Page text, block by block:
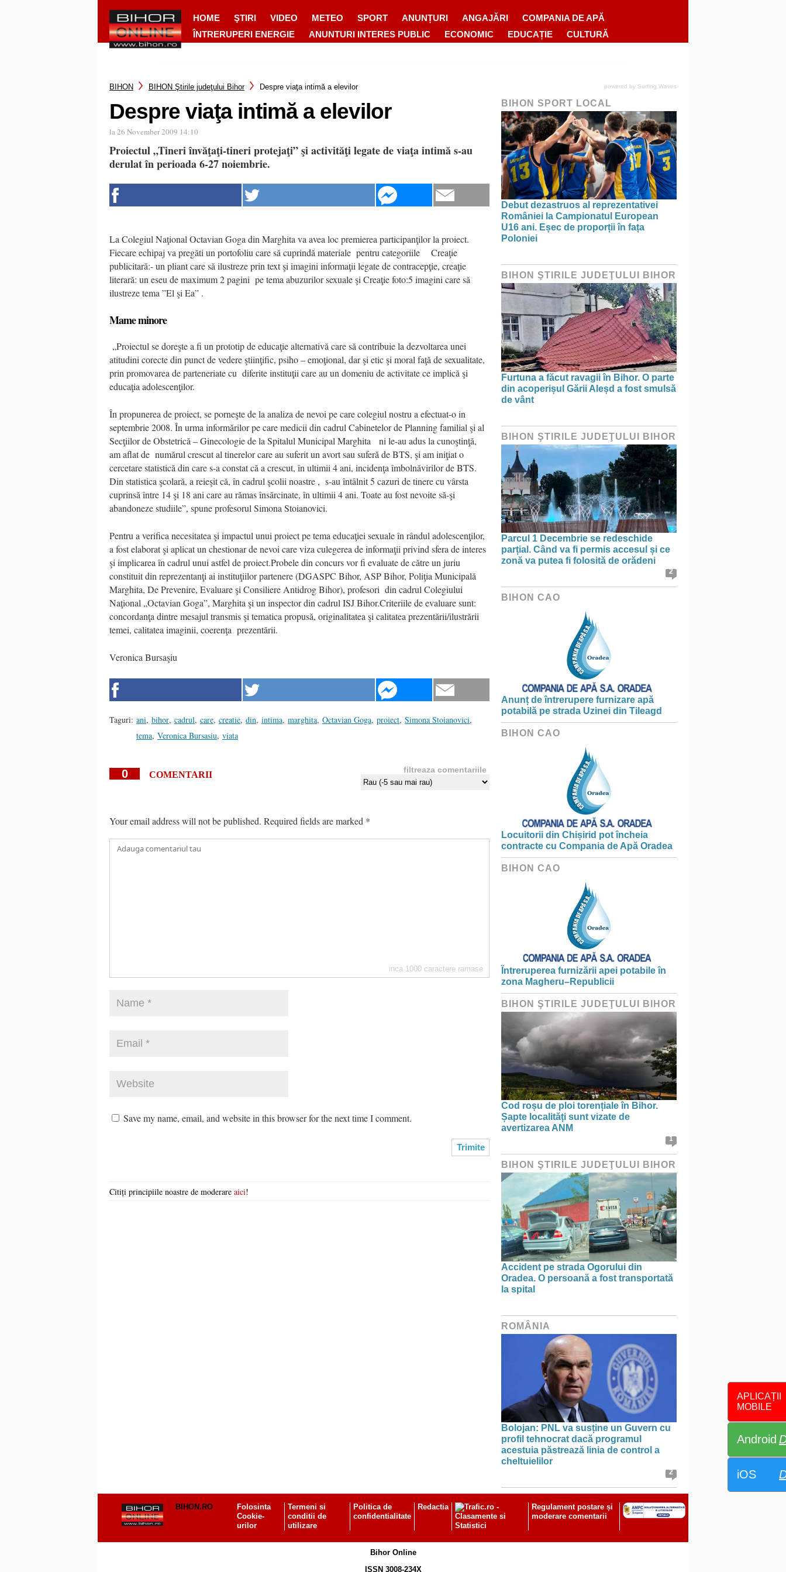
HOME ŞTIRI VIDEO METEO SPORT ANUNȚURI ANGAJĂRI
COMPANIA DE APĂ
ÎNTRERUPERI ENERGIE
ANUNTURI INTERES PUBLIC ECONOMIC EDUCAȚIE CULTURĂ
APLICAȚII
MOBILE
Android
iOS
BIHON BIHON Ştirile judeţului Bihor Despre viaţa intimă a elevilor
Despre viaţa intimă a elevilor
la 26 November 2009 14:10
Proiectul „Tineri învăţaţi-tineri protejaţi” şi activităţi legate de viaţa intimă s-au
derulat în perioada 6-27 noiembrie.
La Colegiul Naţional Octavian Goga din Marghita va avea loc premierea participanţilor la proiect.
Fiecare echipaj va pregăti un portofoliu care să cuprindă materiale pentru categoriile Creaţie
publicitară:- un pliant care să ilustreze prin text şi imagini informaţii legate de contracepţie, creaţie
literară: un eseu de maximum 2 pagini pe tema abuzurilor sexuale şi Creaţie foto:5 imagini care să
ilustreze tema ”El şi Ea” .
Mame minore
„Proiectul se doreşte a fi un prototip de educaţie alternativă care să contribuie la dezvoltarea unei
atitudini corecte din punct de vedere ştiinţific, psiho – emoţional, dar şi etic şi moral faţă de sexualitate,
prin promovarea de parteneriate cu diferite instituţii care au un domeniu de activitate ce implică şi
educaţia adolescenţilor.
În propunerea de proiect, se porneşte de la analiza de nevoi pe care colegiul nostru a efectuat-o in
septembrie 2008. În urma informărilor pe care medicii din cadrul Cabinetelor de Planning familial şi al
Secţiilor de Obstetrică – Ginecologie de la Spitalul Municipal Marghita ni le-au adus la cunoştinţă,
am aflat de numărul crescut al tinerelor care au suferit un avort sau suferă de BTS, şi am iniţiat o
cercetare statistică din care s-a constat că a crescut, în ultimii 4 ani, incidenţa îmbolnăvirilor de BTS.
Din statistica şcolară, a reieşit că, în cadrul şcolii noastre , s-au întâlnit 5 cazuri de tinere cu vârsta
cuprinsă între 14 şi 18 ani care au rămas însărcinate, în ultimii 4 ani. Toate au fost nevoite să-şi
abandoneze studiile”, spune profesorul Simona Stoianovici.
Pentru a verifica necesitatea şi impactul unui proiect pe tema educaţiei sexuale în rândul adolescenţilor,
a fost elaborat şi aplicat un chestionar de nevoi care viza culegerea de informaţii privind sfera de interes
şi implicarea în cadrul unui astfel de proiect.Probele din concurs vor fi evaluate de către un juriu
constituit din reprezentanţi ai instituţiilor partenere (DGASPC Bihor, ASP Bihor, Poliţia Municipală
Marghita, De Prevenire, Evaluare şi Consiliere Antidrog Bihor), profesori din cadrul Colegiului
Naţional „Octavian Goga”, Marghita şi un inspector din cadrul ISJ Bihor.Criteriile de evaluare sunt:
concordanţa dintre mesajul transmis şi tematica propusă, originalitatea şi calitatea prezentării/ilustrării
temei, calitatea imaginii, coerenţa prezentării.
Veronica Bursaşiu
Taguri: ani, bihor, cadrul, care, creatie, din, intima, marghita, Octavian Goga, proiect, Simona Stoianovici,
tema, Veronica Bursasiu, viata
0 COMENTARII filtreaza comentariile
Your email address will not be published. Required fields are marked *
inca 1000 caractere ramase
Save my name, email, and website in this browser for the next time I comment.
Citiți principiile noastre de moderare aici!
powered by Surfing Waves
BIHON SPORT LOCAL
Debut dezastruos al reprezentativei
României la Campionatul European
U16 ani. Eșec de proporții în fața
Poloniei
BIHON ŞTIRILE JUDEŢULUI BIHOR
Furtuna a făcut ravagii în Bihor. O parte
din acoperișul Gării Aleșd a fost smulsă
de vânt
BIHON ŞTIRILE JUDEŢULUI BIHOR
Parcul 1 Decembrie se redeschide
parțial. Când va fi permis accesul și ce
zonă va putea fi folosită de orădeni
2
BIHON CAO
Anunț de întrerupere furnizare apă
potabilă pe strada Uzinei din Tileagd
BIHON CAO
Locuitorii din Chișirid pot încheia
contracte cu Compania de Apă Oradea
BIHON CAO
Întreruperea furnizării apei potabile în
zona Magheru–Republicii
BIHON ŞTIRILE JUDEŢULUI BIHOR
Cod roșu de ploi torențiale în Bihor.
Șapte localități sunt vizate de
avertizarea ANM
1
BIHON ŞTIRILE JUDEŢULUI BIHOR
Accident pe strada Ogorului din
Oradea. O persoană a fost transportată
la spital
ROMÂNIA
Bolojan: PNL va susține un Guvern cu
profil tehnocrat dacă programul
acestuia păstrează linia de control a
cheltuielilor
2
BIHON.RO
Folosinta
Cookie-
urilor
Termeni si
conditii de
utilizare
Politica de
confidentialitate
Redactia
Regulament postare și
moderare comentarii
Bihor Online
ISSN 3008-234X